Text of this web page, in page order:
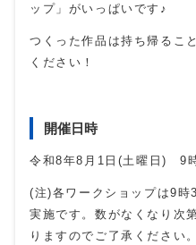
ップ」がいっぱいです♪
つくった作品は持ち帰るこ
ください！
開催日時
令和8年8月1日(土曜日) 9
(注)各ワークショップは9
実施です。数がなくなり次
りますのでご了承ください